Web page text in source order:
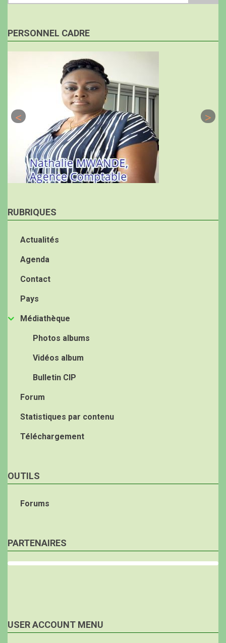
PERSONNEL CADRE
RUBRIQUES
Actualités
Agenda
Contact
Pays
Médiathèque
Photos albums
Vidéos album
Bulletin CIP
Forum
Statistiques par contenu
Téléchargement
OUTILS
Forums
PARTENAIRES
USER ACCOUNT MENU